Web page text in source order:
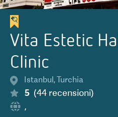
Vita Estetic
Clinic
Istanbul,Turchia
5 (44 recensioni)
,